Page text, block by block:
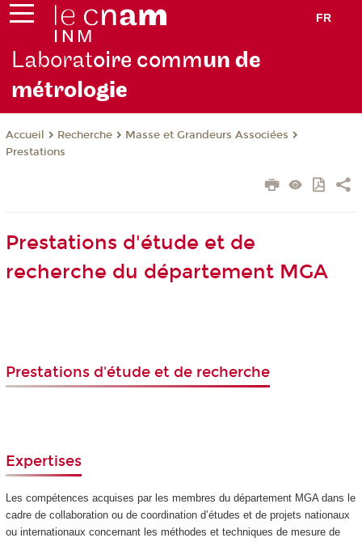
FR
Laboratoire commun de
métrologie
Accueil Recherche
Masse et Grandeurs Associées
Prestations
Prestations d'étude et de
recherche du département MGA
Prestations d'étude et de recherche
Expertises
Les compétences acquises par les membres du département MGA dans le
cadre de collaboration ou de coordination d’études et de projets nationaux
ou internationaux concernant les méthodes et techniques de mesure de